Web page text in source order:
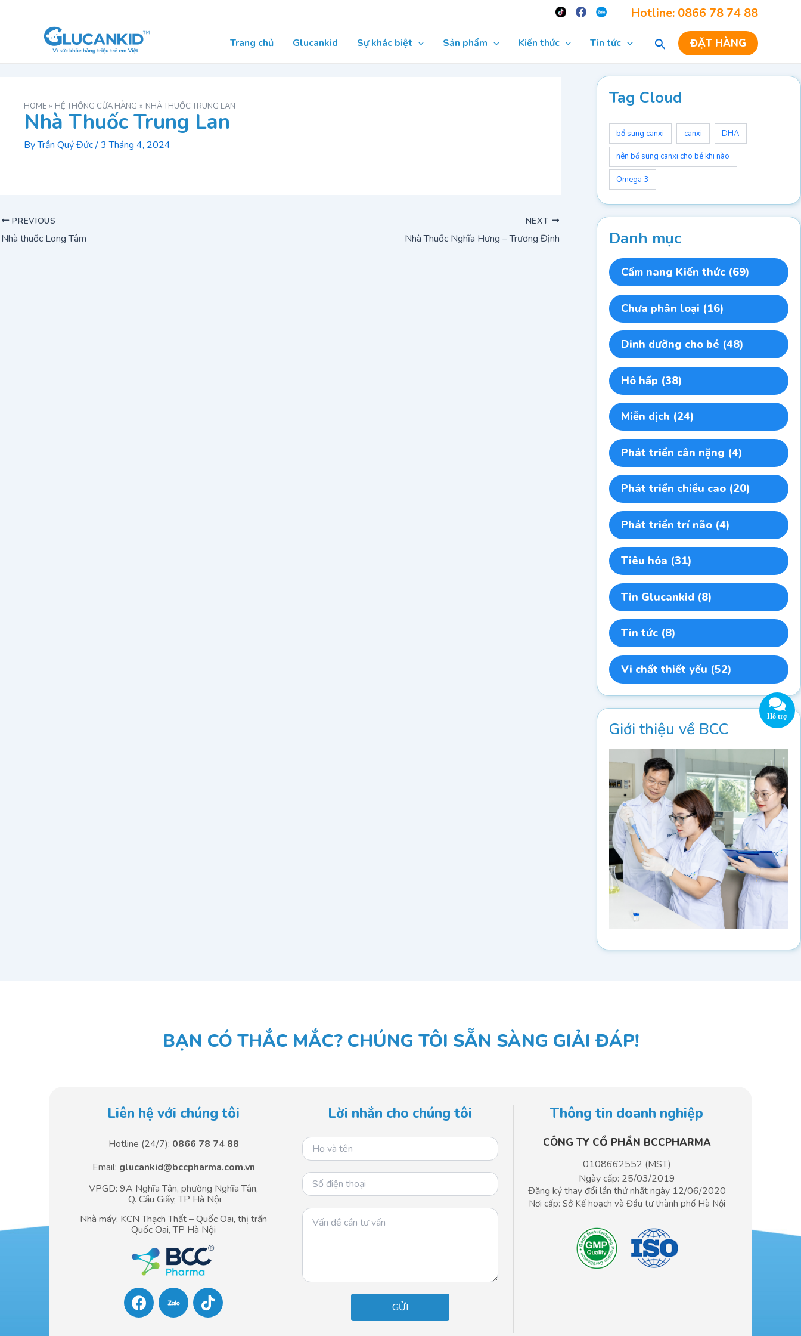
Hotline: 0866 78 74 88
Trang chủ Glucankid Sự khác biệt Sản phẩm Kiến thức Tin tức ĐẶT HÀNG
HOME HỆ THỐNG CỬA HÀNG NHÀ THUỐC TRUNG LAN
Nhà Thuốc Trung Lan
ByTrần Quý Đức/3 Tháng 4, 2024
PREVIOUS
Nhà thuốc Long Tâm
NEXT
Nhà Thuốc Nghĩa Hưng – Trương Định
Tag Cloud
bổ sung canxi canxi DHA
nên bổ sung canxi cho bé khi nào
Omega 3
Danh mục
Cẩm nang Kiến thức(69)
Chưa phân loại (16)
Dinh dưỡng cho bé (48)
Hô hấp (38)
Miễn dịch (24)
Phát triển cân nặng (4)
Phát triển chiều cao(20)
Phát triển trí não(4)
Tiêu hóa (31)
Tin Glucankid (8)
Tin tức(8)
Vi chất thiết yếu (52)
Giới thiệu về BCC
BẠN CÓ THẮC MẮC? CHÚNG TÔI SẴN SÀNG GIẢI ĐÁP!
Liên hệ với chúng tôi
Hotline (24/7): 0866 78 74 88
Email: glucankid@bccpharma.com.vn
VPGD: 9A Nghĩa Tân, phường Nghĩa Tân,
Q. Cầu Giấy, TP Hà Nội
Nhà máy: KCN Thạch Thất – Quốc Oai, thị trấn
Quốc Oai, TP Hà Nội
F
a
c
T
i
k
Lời nhắn cho chúng tôi Thông tin doanh nghiệp
CÔNG TY CỔ PHẦN BCCPHARMA​
0108662552 (MST)
Ngày cấp: 25/03/2019
Đăng ký thay đổi lần thứ nhất ngày 12/06/2020
Nơi cấp: Sở Kế hoạch và Đầu tưthành phố Hà Nội